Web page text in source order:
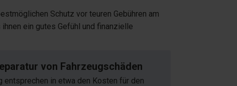
Schutz vor teuren Gebühren am
ein gutes Gefühl und finanzielle
von Fahrzeugschäden
entsprechen in etwa den Kosten für den